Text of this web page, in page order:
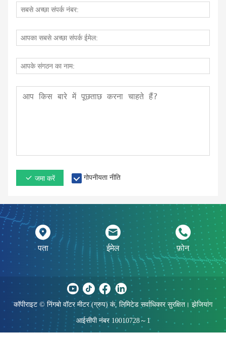
जमा करें गोपनीयता नीति
पता ईमेल फ़ोन
कॉपीराइट © निंगबो वॉटर मीटर (ग्रुप) कं, लिमिटेड सर्वाधिकार सुरक्षित। झेजियांग
आईसीपी नंबर 10010728～1